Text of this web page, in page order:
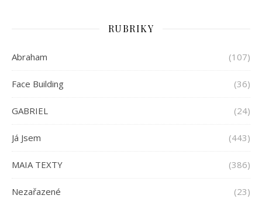
RUBRIKY
Abraham (107)
Face Building (36)
GABRIEL (24)
Já Jsem (443)
MAIA TEXTY (386)
Nezařazené (23)